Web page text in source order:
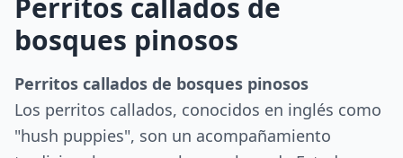
Perritos callados de
bosques pinosos
Perritos callados de bosques pinosos
Los perritos callados, conocidos en inglés como
"hush puppies", son un acompañamiento